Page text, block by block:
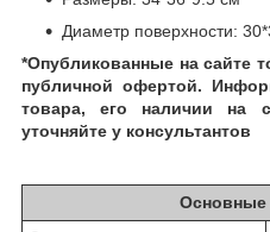
Диаметр поверхности:
*Опубликованные на сайте
публичной офертой.
товара, его наличии на
уточняйте у консультантов
Основные